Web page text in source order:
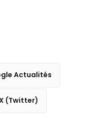
Actualités
(Twitter)